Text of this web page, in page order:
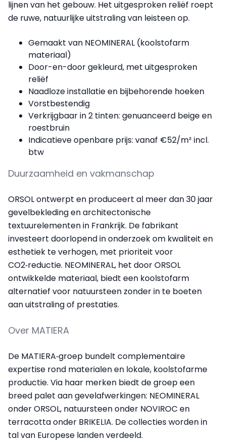
lijnen van het gebouw. Het uitgesproken reliëf roept
de ruwe, natuurlijke uitstraling van leisteen op.
Gemaakt van NEOMINERAL (koolstofarm
materiaal)
Door-en-door gekleurd, met uitgesproken
reliëf
Naadloze installatie en bijbehorende hoeken
Vorstbestendig
Verkrijgbaar in 2 tinten: genuanceerd beige en
roestbruin
Indicatieve openbare prijs: vanaf €52/m² incl.
btw
Duurzaamheid en vakmanschap
ORSOL ontwerpt en produceert al meer dan 30 jaar
gevelbekleding en architectonische
textuurelementen in Frankrijk. De fabrikant
investeert doorlopend in onderzoek om kwaliteit en
esthetiek te verhogen, met prioriteit voor
CO2‑reductie. NEOMINERAL, het door ORSOL
ontwikkelde materiaal, biedt een koolstofarm
alternatief voor natuursteen zonder in te boeten
aan uitstraling of prestaties.
Over MATIERA
De MATIERA‑groep bundelt complementaire
expertise rond materialen en lokale, koolstofarme
productie. Via haar merken biedt de groep een
breed palet aan gevelafwerkingen: NEOMINERAL
onder ORSOL, natuursteen onder NOVIROC en
terracotta onder BRIKELIA. De collecties worden in
tal van Europese landen verdeeld.